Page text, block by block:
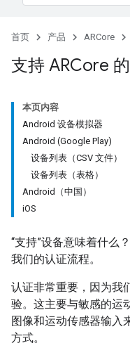
首页 产品 ARCore
支持 ARCore
本页内容
Android 设备模拟器
Android (Google Play)
设备列表（CSV 文件）
设备列表（表格）
Android（中国）
iOS
“支持”设备意味着什么
我们的认证流程。
认证非常重要，因为我
验。这主要与敏感的运
图像和运动传感器输入
方式。